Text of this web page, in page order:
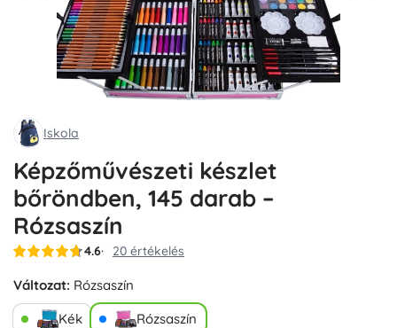
Iskola
Képzőművészeti készlet
bőröndben, 145 darab –
Rózsaszín
4.6 20 értékelés
Változat: Rózsaszín
Kék
Rózsaszín